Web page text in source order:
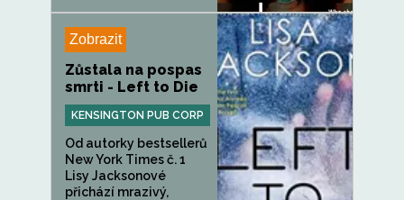
Zobrazit
Zůstala na pospas
smrti - Left to Die
KENSINGTON PUB CORP
Od autorky bestsellerů
New York Times č. 1
Lisy Jacksonové
přichází mrazivý,